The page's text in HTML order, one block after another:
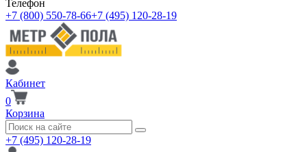
Телефон
+7 (800) 550-78-66+7 (495) 120-28-19
Кабинет
0
Корзина
+7 (495) 120-28-19